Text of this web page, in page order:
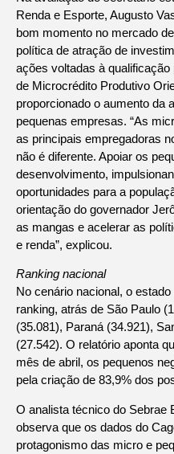
Renda e Esporte, Augusto
bom momento no mercado
política de atração de
ações voltadas à
de Microcrédito Produtivo
proporcionado o aumento da
pequenas empresas. “As
as principais empregadoras
não é diferente. Apoiar os
desenvolvimento,
oportunidades para a
orientação do governador
as mangas e acelerar as
e renda”, explicou.
Ranking nacional
No cenário nacional, o
ranking, atrás de São Paulo
(35.081), Paraná (34.921),
(27.542). O relatório aponta
mês de abril, os pequenos
pela criação de 83,9% dos
O analista técnico do Sebrae
observa que os dados do
protagonismo das micro e